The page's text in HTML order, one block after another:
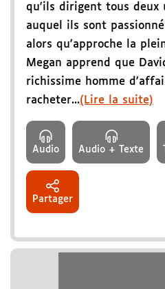
qu'ils dirigent tous deux
auquel ils sont
alors qu'approche la
Megan apprend que
richissime homme
racheter...(Lire la suite)
Audio Audio + Texte
Partager